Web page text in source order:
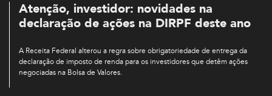
Atenção, investidor: novidades na
declaração de ações na DIRPF deste ano
A Receita Federal alterou a regra sobre obrigatoriedade de entrega da
declaração de imposto de renda para os investidores que detêm ações
negociadas na Bolsa de Valores.